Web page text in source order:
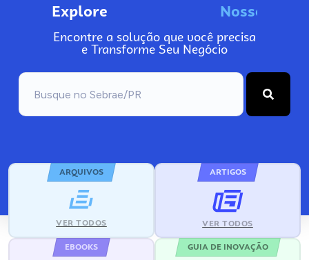
Explore Nos
Encontre a solução que você precisa
e Transforme Seu Negócio
ARQUIVOS
VER TODOS
ARTIGOS
VER TODOS
EBOOKS GUIA DE INOVAÇÃO